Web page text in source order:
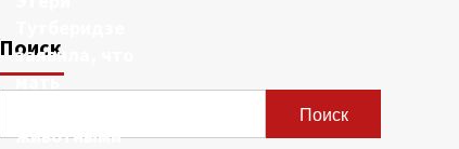
Поиск
Поиск
заявила, что
мать
животными